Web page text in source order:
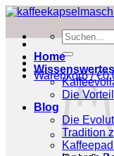
Zum
springen
Suchen
nach:
Warenkorb /€
Home
Wissenswertes
Die
Blog
Die
Tradition